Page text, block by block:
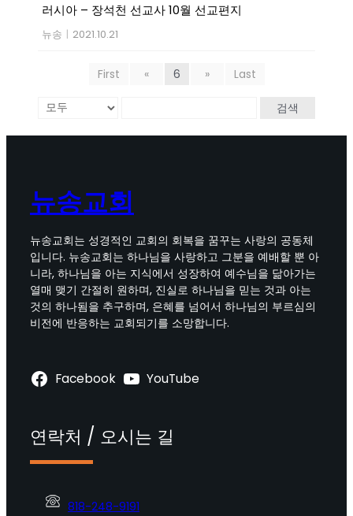
러시아 – 장석천 선교사 10월 선교편지
뉴송 | 2021.10.21
First « 6 » Last
검색
뉴송교회
뉴송교회는 성경적인 교회의 회복을 꿈꾸는 사랑의 공동체
입니다. 뉴송교회는 하나님을 사랑하고 그분을 예배할 뿐 아
니라, 하나님을 아는 지식에서 성장하여 예수님을 닮아가는
열매 맺기 간절히 원하며, 진실로 하나님을 믿는 것과 아는
것의 하나됨을 추구하며, 은혜를 넘어서 하나님의 부르심의
비전에 반응하는 교회되기를 소망합니다.
Facebook YouTube
연락처 / 오시는 길
818-248-9191